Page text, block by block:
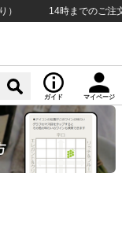
14時までのご注文で
ガイド マイページ